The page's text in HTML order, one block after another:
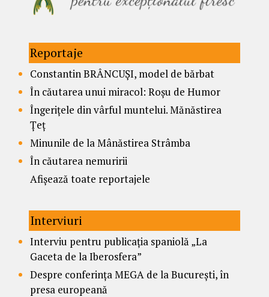
Reportaje
Constantin BRÂNCUȘI, model de bărbat
În căutarea unui miracol: Roșu de Humor
Îngerițele din vârful muntelui. Mănăstirea
Țeț
Minunile de la Mânăstirea Strâmba
În căutarea nemuririi
Afișează toate reportajele
Interviuri
Interviu pentru publicația spaniolă „La
Gaceta de la Iberosfera”
Despre conferința MEGA de la București, în
presa europeană